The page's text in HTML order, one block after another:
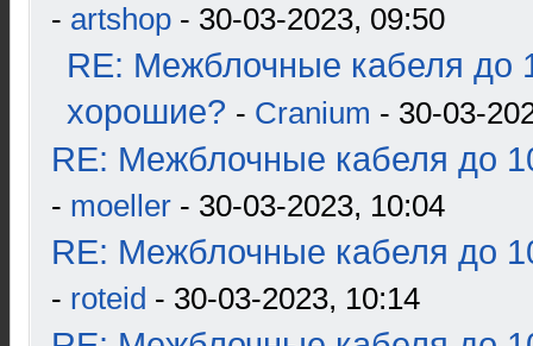
- artshop - 30-03-2023, 09:50
RE: Межблочные кабеля до
хорошие? - Cranium - 30-03-
RE: Межблочные кабеля до
- moeller - 30-03-2023, 10:04
RE: Межблочные кабеля до
- roteid - 30-03-2023, 10:14